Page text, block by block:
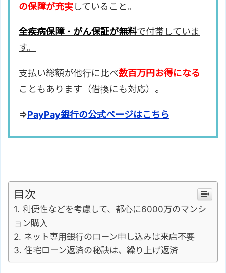
の保障が充実していること。
全疾病保障・がん保証が無料で付帯していま
す。
支払い総額が他行に比べ数百万円お得になる
こともあります（借換にも対応）。
⇒PayPay銀行の公式ページはこちら
目次
利便性などを考慮して、都心に6000万のマンシ
ョン購入
ネット専用銀行のローン申し込みは来店不要
住宅ローン返済の秘訣は、繰り上げ返済